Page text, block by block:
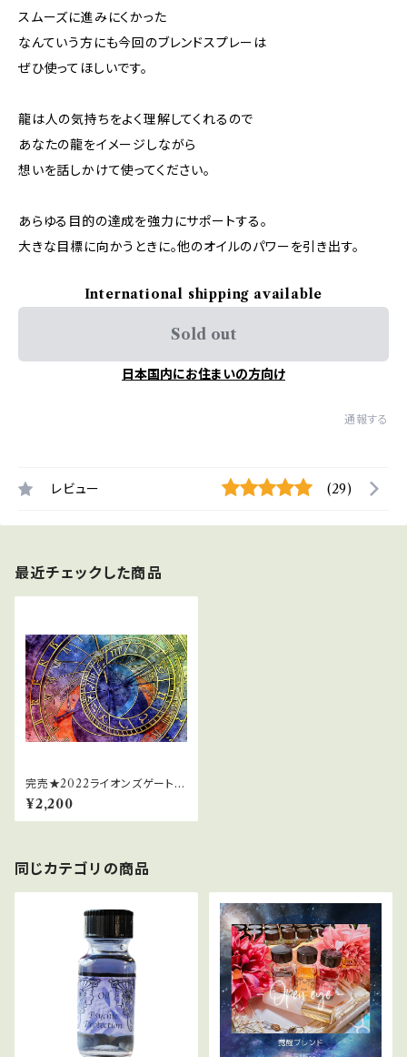
スムーズに進みにくかった
なんていう方にも今回のブレンドスプレーは
ぜひ使ってほしいです。
龍は人の気持ちをよく理解してくれるので
あなたの龍をイメージしながら
想いを話しかけて使ってください。
あらゆる目的の達成を強力にサポートする。
大きな目標に向かうときに。他のオイルのパワーを引き出す。
International shipping available
Sold out
日本国内にお住まいの方向け
通報する
レビュー (29)
最近チェックした商品
完売★2022ライオンズゲートサ
ポートスプレー
¥2,200
同じカテゴリの商品